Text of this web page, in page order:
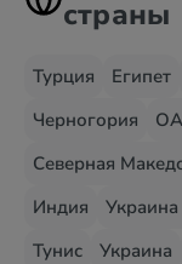
страны
Турция Египет
Черногория
Северная
Индия
Тунис
Украина